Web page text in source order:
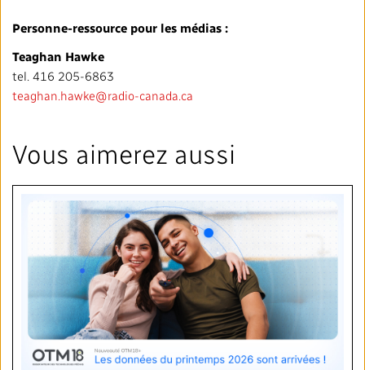
Personne-ressource pour les médias :
Teaghan Hawke
tel. 416 205-6863
teaghan.hawke@radio-canada.ca
Vous aimerez aussi